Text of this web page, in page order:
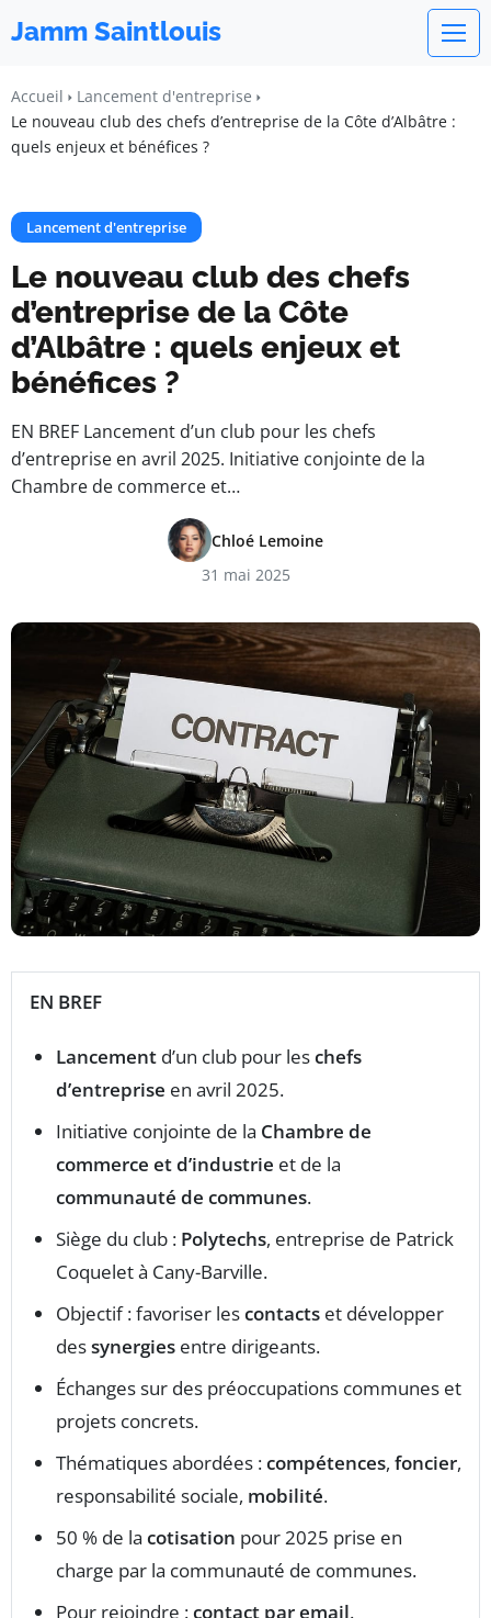
Jamm Saintlouis
Accueil
Lancement d'entreprise
Le nouveau club des chefs d’entreprise de la Côte d’Albâtre :
quels enjeux et bénéfices ?
Lancement d'entreprise
Le nouveau club des chefs
d’entreprise de la Côte
d’Albâtre : quels enjeux et
bénéfices ?
EN BREF Lancement d’un club pour les chefs
d’entreprise en avril 2025. Initiative conjointe de la
Chambre de commerce et…
Chloé Lemoine
31 mai 2025
EN BREF
Lancement d’un club pour leschefs
d’entreprise en avril 2025.
Initiative conjointe de la Chambre de
commerce et d’industrie et de la
communauté de communes.
Siège du club : Polytechs, entreprise de Patrick
Coquelet à Cany-Barville.
Objectif : favoriser lescontacts et développer
dessynergies entre dirigeants.
Échanges sur des préoccupations communes et
projets concrets.
Thématiques abordées :compétences, foncier,
responsabilité sociale, mobilité.
50 % de la cotisation pour 2025 prise en
charge par la communauté de communes.
Pour rejoindre :contact par email.